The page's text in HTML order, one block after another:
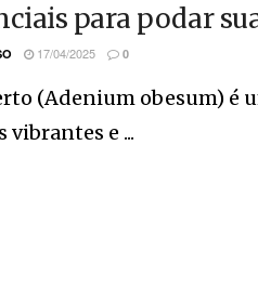
para podar
17/04/2025 0
(Adenium obesum) é
vibrantes e ...